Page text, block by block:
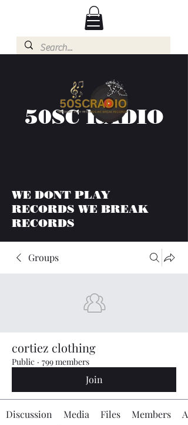
50SC RADIO
WE DONT PLAY
RECORDS WE BREAK
RECORDS
Groups
cortiez clothing
Public · 799 members
Join
Discussion Media Files Members